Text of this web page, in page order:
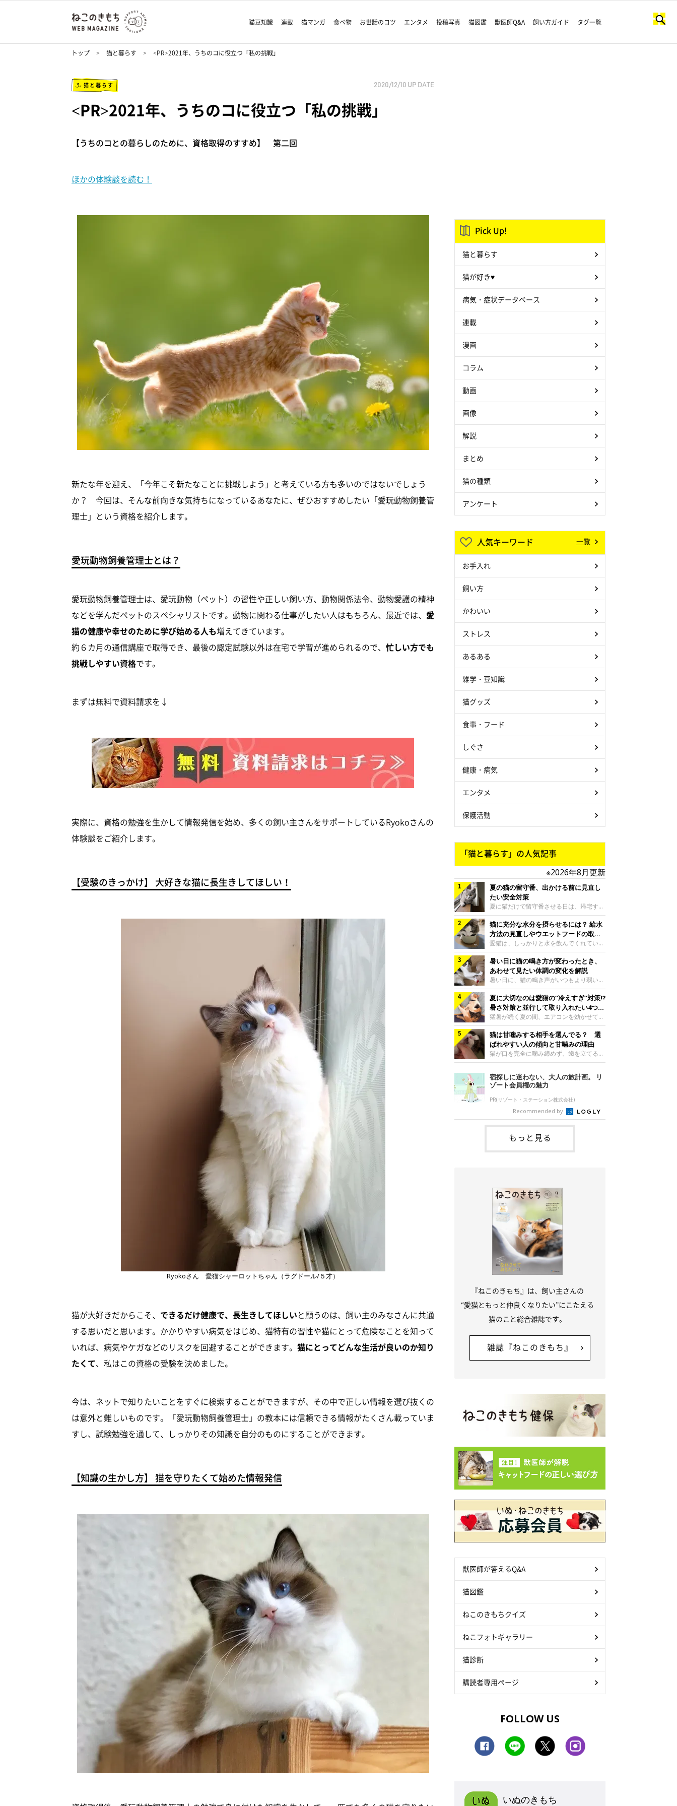
猫豆知識 連載 猫マンガ 食べ物 お世話のコツ エンタメ 投稿写真 猫図鑑 獣医師Q&A 飼い方ガイド タグ一覧
トップ 猫と暮らす <PR>2021年、うちのコに役立つ「私の挑戦」
猫と暮らす 2020/12/10 UP DATE
<PR>2021年、うちのコに役立つ「私の挑戦」
【うちのコとの暮らしのために、資格取得のすすめ】 第二回
ほかの体験談を読む！
新たな年を迎え、「今年こそ新たなことに挑戦しよう」と考えている方も多いのではないでしょう
か？ 今回は、そんな前向きな気持ちになっているあなたに、ぜひおすすめしたい「愛玩動物飼養管
理士」という資格を紹介します。
愛玩動物飼養管理士とは？
愛玩動物飼養管理士は、愛玩動物（ペット）の習性や正しい飼い方、動物関係法令、動物愛護の精神
などを学んだペットのスペシャリストです。動物に関わる仕事がしたい人はもちろん、最近では、 愛
猫の健康や幸せのために学び始める人も増えてきています。
約６カ月の通信講座で取得でき、最後の認定試験以外は在宅で学習が進められるので、 忙しい方でも
挑戦しやすい資格です。
まずは無料で資料請求を↓
実際に、資格の勉強を生かして情報発信を始め、多くの飼い主さんをサポートしているRyokoさんの
体験談をご紹介します。
【受験のきっかけ】 大好きな猫に長生きしてほしい！
Ryokoさん 愛猫シャーロットちゃん（ラグドール/５才）
猫が大好きだからこそ、 できるだけ健康で、長生きしてほしいと願うのは、飼い主のみなさんに共通
する思いだと思います。かかりやすい病気をはじめ、猫特有の習性や猫にとって危険なことを知って
いれば、病気やケガなどのリスクを回避することができます。 猫にとってどんな生活が良いのか知り
たくて、私はこの資格の受験を決めました。
今は、ネットで知りたいことをすぐに検索することができますが、その中で正しい情報を選び抜くの
は意外と難しいものです。「愛玩動物飼養管理士」の教本には信頼できる情報がたくさん載っていま
すし、試験勉強を通して、しっかりその知識を自分のものにすることができます。
【知識の生かし方】 猫を守りたくて始めた情報発信
Pick Up!
猫と暮らす
猫が好き♥
病気・症状データベース
連載
漫画
コラム
動画
画像
解説
まとめ
猫の種類
アンケート
人気キーワード 一覧
お手入れ
飼い方
かわいい
ストレス
あるある
雑学・豆知識
猫グッズ
食事・フード
しぐさ
健康・病気
エンタメ
保護活動
「猫と暮らす」の人気記事
※2026年8月更新
夏の猫の留守番、出かける前に見直し
たい安全対策
夏に猫だけで留守番させる日は、帰宅する
まで部屋が暑くなりすぎないか、水は足り
るかと気になる飼い主さんもいるでしょ
う。家の中なら安全と思っていても、日中
は室温が急に上がることがあります。留守
中の暑さから猫を守るために準備したいこ
とや、帰宅後に見たいサインなどについ
て、ねこのきもち獣医師相談室の岡本りさ
先生に伺いました。 留守中は室温が急に
上がることがあるねこのきもち投稿写真ギ
ャラリー夏の日中は、エアコンが切れると
室温が急に上昇する場合があります。猫は
自分で涼しい場所を探すのが得意ですが、
部屋全体が暑くなれ
猫に充分な水分を摂らせるには？ 給水
方法の見直しやウエットフードの取り
入れ方を解説
愛猫は、しっかりと水を飲んでくれていま
すか？ 夏場はエアコンで室内が涼しいこ
ともあり、猫があまり水を飲まないこと
も。積極的に水分を摂らせるためには、給
水方法を見直したり、フードから水分を摂
らせたりする方法があります。今回は獣医
師の重本仁先生に、猫に水分を摂らせるた
めにできるためできる工夫を教えていただ
きました。ボウルの高さを愛猫の好みにね
このきもち投稿写真ギャラリー水飲みボウ
ルの高さは、猫が飲むときに頭が胃より下
にならないように設定すると飲みやすいで
しょう。首を深く折り曲げずに済むため、
関節や食道への負
暑い日に猫の鳴き方が変わったとき、
あわせて見たい体調の変化を解説
暑い日に、猫の鳴き声がいつもより弱い、
かすれる、しつこく鳴くなど、ふだんと違
って聞こえることがあります。 そんなと
き、あわせてどのような様子を確認したら
よいのでしょうか。暑い日に猫の鳴き方が
変わるときの見方や注意したい体調の変化
などについて、ねこのきもち獣医師相談室
の山口みき先生に伺いました。 鳴き方の
変化だけで判断せず、全身の様子も確認し
てねこのきもち投稿写真ギャラリー猫の鳴
ように見えることがあります。 ただ、鳴
き声だけで原因を決めるのは難しく、体調
や環境の変化を
夏に大切なのは愛猫の“冷えすぎ”対策⁉
暑さ対策と並行して取り入れたい4つの
工夫
猛暑が続く夏の間、エアコンを効かせて室
内を冷やしますよね。しかし、人にとって
は快適な温度でも、猫にとっては温度が低
すぎることも。暑さ対策と並行して、冷え
すぎ対策もしっかりと行うことが大切で
す。今回は獣医師の重本仁先生に、猫の冷
えすぎを防ぐ4つの対策を教えていただき
ました。（1） 冷房の効いていない部屋に
行き来できるようにするねこのきもち投稿
写真ギャラリー猫が寒いと感じたときに、
冷気から逃れる「逃げ場」を用意しておき
ましょう。冷房の効いていない部屋や廊下
へも自由に行き来できるように、ドアは猫
が通れる程度に
猫は甘噛みする相手を選んでる？ 選
ばれやすい人の傾向と甘噛みの理由
猫が口を完全に噛み締めず、歯を立てる程
度に噛む“甘噛み”。遊びやスキンシップの
ときに繰り出すことがありますが、同じ家
族でも噛まれる頻度に違いがあると感じる
ことも。ねこのきもちWEB MAGAZINEで
は、飼い主さんたちにアンケートを実施
し、愛猫が甘噛みする相手を選んでいると
感じる状況を教えてもらいました。また、
ねこのきもち獣医師相談室の原駿太朗先生
には、実際に猫は甘噛みする相手を選んで
いるのか、その真相をお聞きします。約6
割の飼い主さんが「甘噛みする相手を選ん
宿探しに迷わない、大人の旅計画。 リ
ゾート会員権の魅力
PR(リゾート・ステーション株式会社)
Recommended by
もっと見る
『ねこのきもち』は、飼い主さんの
“愛猫ともっと仲良くなりたい”にこたえる
猫のこと総合雑誌です。
雑誌『ねこのきもち』
獣医師が答えるQ&A
猫図鑑
ねこのきもちクイズ
ねこフォトギャラリー
猫診断
購読者専用ページ
FOLLOW US
いぬのきもち